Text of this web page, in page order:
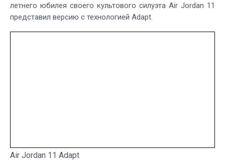
летнего юбилея своего культового силуэта Air Jordan 11
представил версию с технологией Adapt.
Air Jordan 11 Adapt